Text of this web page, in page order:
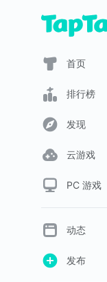
首页
排行榜
发现
云游戏
PC 游戏
动态
发布